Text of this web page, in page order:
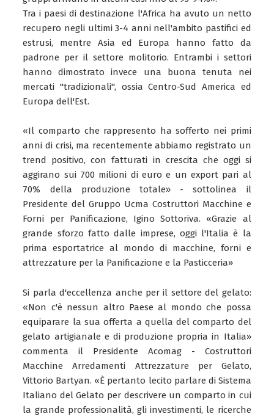
Tra i paesi di destinazione l'Africa ha avuto un netto
recupero negli ultimi 3-4 anni nell'ambito pastifici ed
estrusi, mentre Asia ed Europa hanno fatto da
padrone per il settore molitorio. Entrambi i settori
hanno dimostrato invece una buona tenuta nei
mercati "tradizionali", ossia Centro-Sud America ed
Europa dell'Est.
«Il comparto che rappresento ha sofferto nei primi
anni di crisi, ma recentemente abbiamo registrato un
trend positivo, con fatturati in crescita che oggi si
aggirano sui 700 milioni di euro e un export pari al
70% della produzione totale» - sottolinea il
Presidente del Gruppo Ucma Costruttori Macchine e
Forni per Panificazione, Igino Sottoriva. «Grazie al
grande sforzo fatto dalle imprese, oggi l'Italia è la
prima esportatrice al mondo di macchine, forni e
attrezzature per la Panificazione e la Pasticceria»
Si parla d'eccellenza anche per il settore del gelato:
«Non c'è nessun altro Paese al mondo che possa
equiparare la sua offerta a quella del comparto del
gelato artigianale e di produzione propria in Italia»
commenta il Presidente Acomag - Costruttori
Macchine Arredamenti Attrezzature per Gelato,
Vittorio Bartyan. «È pertanto lecito parlare di Sistema
Italiano del Gelato per descrivere un comparto in cui
la grande professionalità, gli investimenti, le ricerche